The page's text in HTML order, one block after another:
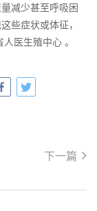
减少甚至呼吸困
些症状或体征，
医生殖中心 。
下一篇